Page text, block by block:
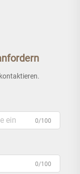
0/100
0/100